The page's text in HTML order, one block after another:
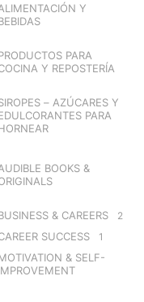
Y
PARA
Y REPOSTERÍA
– AZÚCARES Y
PARA
BOOKS &
& CAREERS 2
SUCCESS 1
& SELF-